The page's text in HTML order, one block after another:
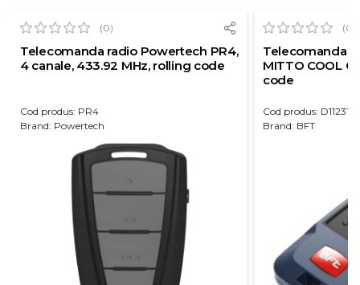
(0)
Telecomanda radio Powertech PR4,
4 canale, 433.92 MHz, rolling code
Cod produs: PR4
Brand: Powertech
(0)
Telecomanda
MITTO COOL
code
Cod produs: D112318
Brand: BFT